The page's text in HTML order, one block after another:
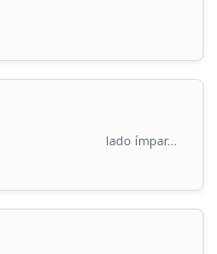
lado ímpar...